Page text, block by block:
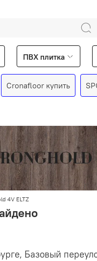
ПВХ плитка
Cronafloor купить
4V ELTZ
Базовый